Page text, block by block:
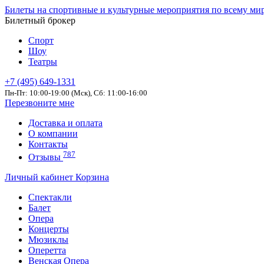
Билеты на спортивные и культурные мероприятия по всему
Билетный брокер
Спорт
Шоу
Театры
+7 (495) 649-1331
Пн-Пт: 10:00-19:00 (Мск), Сб: 11:00-16:00
Перезвоните мне
Доставка и оплата
О компании
Контакты
Отзывы 787
Личный кабинет Корзина
Спектакли
Балет
Опера
Концерты
Мюзиклы
Оперетта
Венская Опера